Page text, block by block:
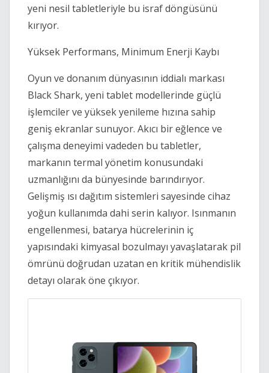
yeni nesil tabletleriyle bu israf döngüsünü
kırıyor.
Yüksek Performans, Minimum Enerji Kaybı
Oyun ve donanım dünyasının iddialı markası
Black Shark, yeni tablet modellerinde güçlü
işlemciler ve yüksek yenileme hızına sahip
geniş ekranlar sunuyor. Akıcı bir eğlence ve
çalışma deneyimi vadeden bu tabletler,
markanın termal yönetim konusundaki
uzmanlığını da bünyesinde barındırıyor.
Gelişmiş ısı dağıtım sistemleri sayesinde cihaz
yoğun kullanımda dahi serin kalıyor. Isınmanın
engellenmesi, batarya hücrelerinin iç
yapısındaki kimyasal bozulmayı yavaşlatarak pil
ömrünü doğrudan uzatan en kritik mühendislik
detayı olarak öne çıkıyor.